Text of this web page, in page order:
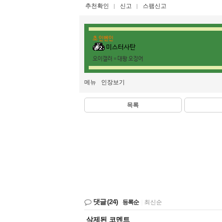
추천확인 신고 스팸신고
초 인벤인
미스터사탄
오이갤러 = 대왕 오징어
메뉴 인장보기
목록
댓글(24) 등록순 최신순
삭제된 코멘트